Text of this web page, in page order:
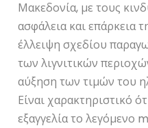
Μακεδονία, με τους
ασφάλεια και επάρκεια
έλλειψη σχεδίου
των λιγνιτικών
αύξηση των τιμών του
Είναι χαρακτηριστικό
εξαγγελία το λεγόμενο